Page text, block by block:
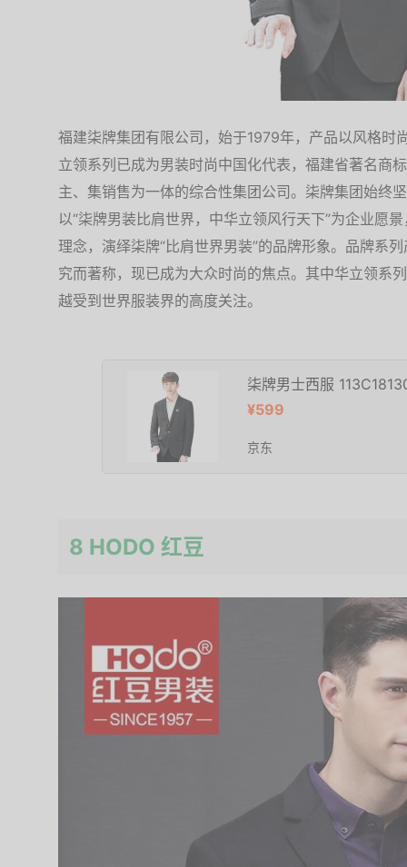
福建柒牌集团有限公司，始于1979年，产品以风格时
立领系列已成为男装时尚中国化代表，福建省著名商
主、集销售为一体的综合性集团公司。柒牌集团始终
以“柒牌男装比肩世界，中华立领风行天下”为企业愿
理念，演绎柒牌“比肩世界男装”的品牌形象。品牌系
究而著称，现已成为大众时尚的焦点。其中华立领系
越受到世界服装界的高度关注。
柒牌男士西服
¥599
京东
8 HODO 红豆